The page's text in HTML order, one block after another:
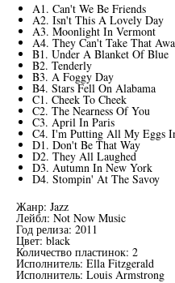
A1. Can't We Be Friends
A2. Isn't This A Lovely Day
A3. Moonlight In Vermont
A4. They Can't Take That
B1. Under A Blanket Of Blue
B2. Tenderly
B3. A Foggy Day
B4. Stars Fell On Alabama
C1. Cheek To Cheek
C2. The Nearness Of You
C3. April In Paris
C4. I'm Putting All My Eggs
D1. Don't Be That Way
D2. They All Laughed
D3. Autumn In New York
D4. Stompin' At The Savoy
Жанр: Jazz
Лейбл: Not Now Music
Год релиза: 2011
Цвет: black
Количество пластинок: 2
Исполнитель: Ella Fitzgerald
Исполнитель: Louis Armstrong